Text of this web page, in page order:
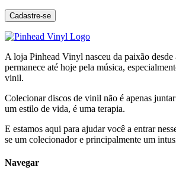
Cadastre-se
A loja Pinhead Vinyl nasceu da paixão desde
permanece até hoje pela música,
vinil.
Colecionar discos de vinil não é apenas
um estilo de vida, é uma terapia.
E estamos aqui para ajudar você a entrar
se um colecionador e principalmente um
Navegar